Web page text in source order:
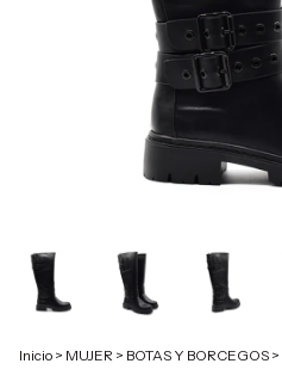
Inicio > MUJER > BOTAS Y BORCEGOS >